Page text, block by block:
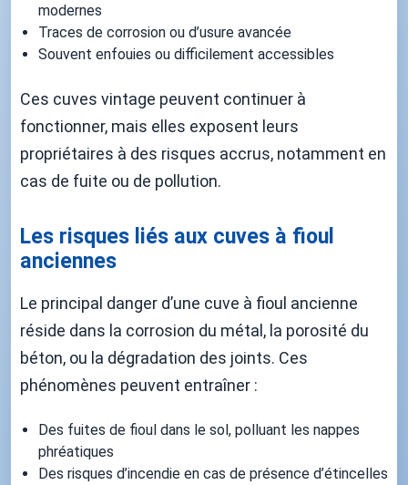
modernes
Traces de corrosion ou d’usure avancée
Souvent enfouies ou difficilement accessibles
Ces cuves vintage peuvent continuer à
fonctionner, mais elles exposent leurs
propriétaires à des risques accrus, notamment en
cas de fuite ou de pollution.
Les risques liés aux cuves à fioul
anciennes
Le principal danger d’une cuve à fioul ancienne
réside dans la corrosion du métal, la porosité du
béton, ou la dégradation des joints. Ces
phénomènes peuvent entraîner :
Des fuites de fioul dans le sol, polluant les nappes
phréatiques
Des risques d’incendie en cas de présence d’étincelles